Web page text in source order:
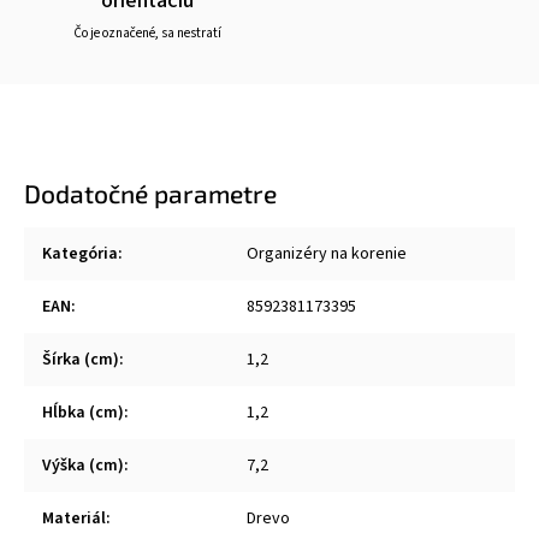
Čo je označené, sa nestratí
Dodatočné parametre
Kategória: Organizéry na korenie
EAN: 8592381173395
Šírka (cm): 1,2
Hĺbka (cm): 1,2
Výška (cm): 7,2
Materiál: Drevo